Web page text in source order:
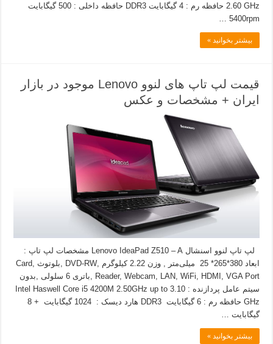
2.60 GHz حافظه رم : 4 گیگابایت DDR3 حافظه داخلی : 500 گیگابایت
5400rpm …
بیشتر بخوانید »
قیمت لپ تاپ های لنوو Lenovo موجود در بازار
ایران + مشخصات و عکس
لپ تاپ لنوو اسنشال Lenovo IdeaPad Z510 – A مشخصات لپ تاپ :
ابعاد 380*265* 25 میلی‌متر , وزن 2.22 کیلوگرم ,DVD-RW ,بلوتوث ,Card
Reader, Webcam, LAN, WiFi, HDMI, VGA Port ,باتری 6 سلولی ,بدون
سیتم عامل پردازنده : Intel Haswell Core i5 4200M 2.50GHz up to 3.10
GHz حافظه رم : 6 گیگابایت DDR3 هارد دیسک : 1024 گیگابایت + 8
گیگابایت …
بیشتر بخوانید »